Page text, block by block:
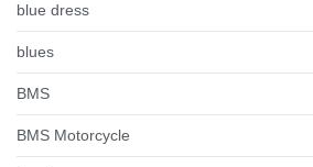
blue dress
blues
BMS
BMS Motorcycle